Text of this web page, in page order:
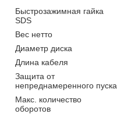
Быстрозажимная гайка
SDS
Вес нетто
Диаметр диска
Длина кабеля
Защита от
непреднамеренного пуска
Макс. количество
оборотов